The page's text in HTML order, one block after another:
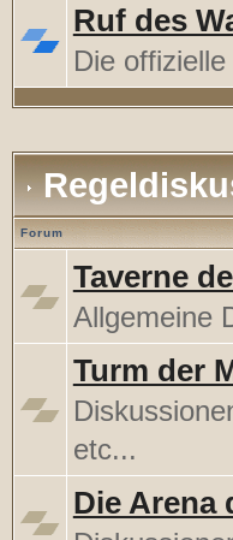
Ruf des
Die
Forum
Taverne
Allgemeine
Turm der
etc...
Die Arena